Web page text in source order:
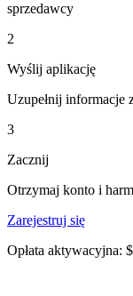
sprzedawcy
2
Wyślij aplikację
Uzupełnij informacje
3
Zacznij
Otrzymaj konto i
Zarejestruj się
Opłata aktywacyjna: